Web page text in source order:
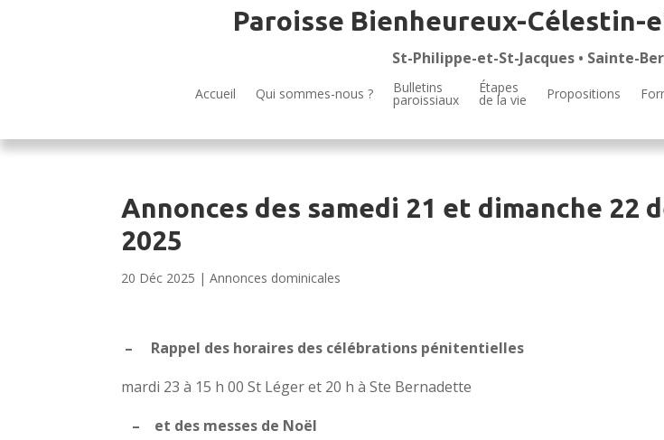
Paroisse Bienheureux-Célestin-
St-Philippe-et-St-Jacques • Sainte-
Accueil Qui sommes-nous ? Bulletins
paroissiaux
Étapes
de la vie Propositions
Annonces des samedi 21 et dimanche 22
2025
20 Déc 2025 |Annonces dominicales
– Rappel des horaires des célébrations pénitentielles
mardi 23 à 15 h 00 St Léger et 20 h à Ste Bernadette
– et des messes de Noël